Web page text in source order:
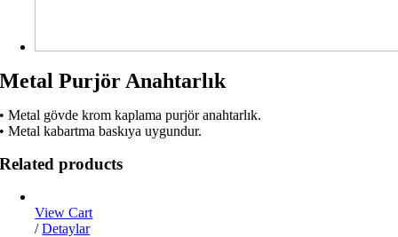
Metal Purjör Anahtarlık
• Metal gövde krom kaplama purjör anahtarlık.
• Metal kabartma baskıya uygundur.
Related products
View Cart
/ Detaylar